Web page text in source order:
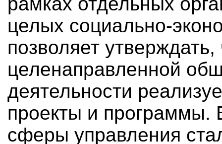
целых социально-
позволяет
целенаправленной
деятельности
проекты и программы.
сферы управления